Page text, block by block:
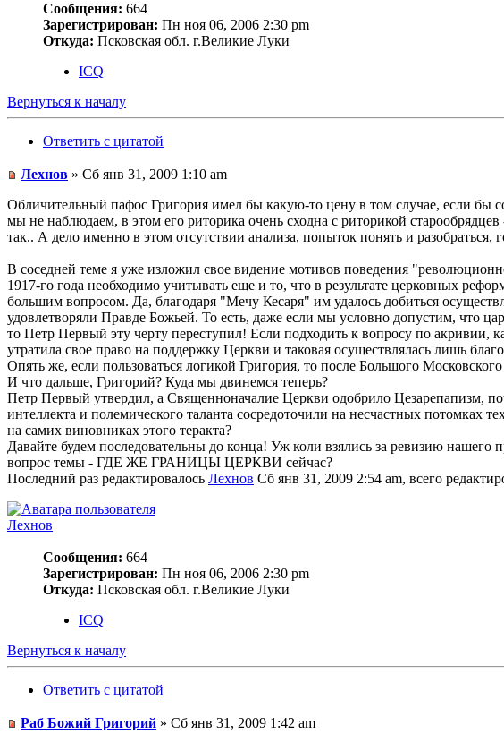
Сообщения: 664
Зарегистрирован: Пн ноя 06, 2006 2:30 pm
Откуда: Псковская обл. г.Великие Луки
ICQ
Вернуться к началу
Ответить с цитатой
Лехнов » Сб янв 31, 2009 1:10 am
Обличительный пафос Григория имел бы какую-то цену в том случае, если бы
мы не наблюдаем, в этом его риторика очень сходна с риторикой
так.. А дело именно в этом отсутствии анализа, попыток понять и
В соседней теме я уже изложил свое видение мотивов поведения
1917-го года необходимо учитывать еще и то, что в результате церковных
большим вопросом. Да, благодаря "Мечу Кесаря" им удалось добиться
удовлетворяли Правде Божьей. То есть, даже если мы условно допустим, что
то Петр Первый эту черту переступил! Если подходить к вопросу по
утратила свое право на поддержку Церкви и таковая осуществлялась лишь
Опять же, если пользоваться логикой Григория, то после Большого
И что дальше, Григорий? Куда мы двинемся теперь?
Петр Первый утвердил, а Священноначалие Церкви одобрило Цезарепапизм,
интеллекта и полемического таланта сосредоточили на несчастных потомках
на самих виновниках этого теракта?
Давайте будем последовательны до конца! Уж коли взялись за ревизию
вопрос темы - ГДЕ ЖЕ ГРАНИЦЫ ЦЕРКВИ сейчас?
Последний раз редактировалось Лехнов Сб янв 31, 2009 2:54 am, всего
Лехнов
Сообщения: 664
Зарегистрирован: Пн ноя 06, 2006 2:30 pm
Откуда: Псковская обл. г.Великие Луки
ICQ
Вернуться к началу
Ответить с цитатой
Раб Божий Григорий » Сб янв 31, 2009 1:42 am